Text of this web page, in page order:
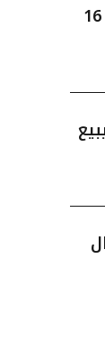
«سكني» يطلق موسم جدة بمشاركة 16
ويبيع